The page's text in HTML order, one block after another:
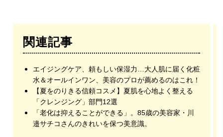
関連記事
エイジングケア、頼もしい保湿力…大人肌に届く化粧
水＆オールインワン、美容のプロが薦めるのはこれ！
【夏をのりきる信頼コスメ】夏肌を心地よく整える
「クレンジング」部門12選
「老化は抑えることができる」。85歳の美容家・川
邉サチコさんのきれいを保つ美意識。